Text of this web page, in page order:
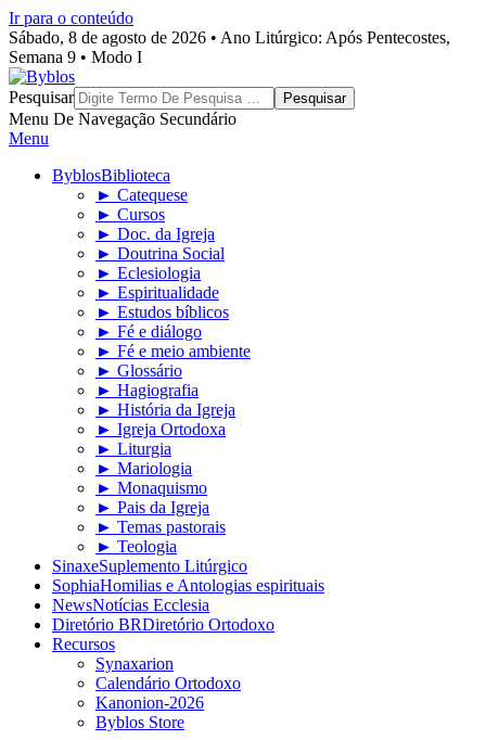
Ir para o conteúdo
Sábado, 8 de agosto de 2026 • Ano Litúrgico: Após Pentecostes,
Semana 9 • Modo I
Byblos
Pesquisar
Menu De Navegação Secundário
Menu
ByblosBiblioteca
► Catequese
► Cursos
► Doc. da Igreja
► Doutrina Social
► Eclesiologia
► Espiritualidade
► Estudos bíblicos
► Fé e diálogo
► Fé e meio ambiente
► Glossário
► Hagiografia
► História da Igreja
► Igreja Ortodoxa
► Liturgia
► Mariologia
► Monaquismo
► Pais da Igreja
► Temas pastorais
► Teologia
SinaxeSuplemento Litúrgico
SophiaHomilias e Antologias espirituais
NewsNotícias Ecclesia
Diretório BRDiretório Ortodoxo
Recursos
Synaxarion
Calendário Ortodoxo
Kanonion-2026
Byblos Store